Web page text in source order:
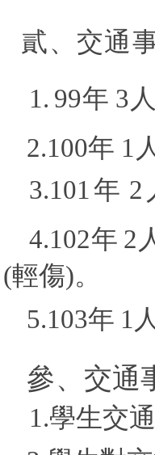
貳、交通
1. 99年 3
2.100年 1
3.101 年 2
4.102年 2
(輕傷)。
5.103年 1
參、 交通
1.學生交